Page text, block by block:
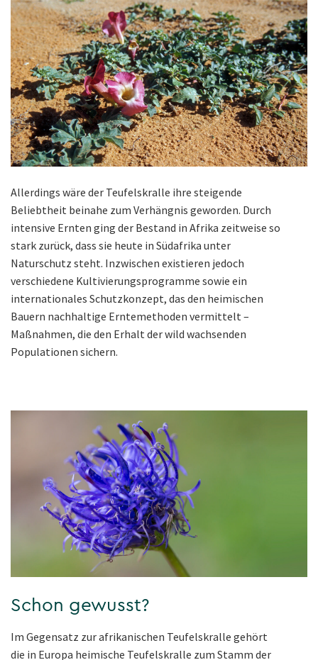
Allerdings wäre der Teufelskralle ihre steigende
Beliebtheit beinahe zum Verhängnis geworden. Durch
intensive Ernten ging der Bestand in Afrika zeitweise so
stark zurück, dass sie heute in Südafrika unter
Naturschutz steht. Inzwischen existieren jedoch
verschiedene Kultivierungsprogramme sowie ein
internationales Schutzkonzept, das den heimischen
Bauern nachhaltige Erntemethoden vermittelt –
Maßnahmen, die den Erhalt der wild wachsenden
Populationen sichern.
Schon gewusst?
Im Gegensatz zur afrikanischen Teufelskralle gehört
die in Europa heimische Teufelskralle zum Stamm der